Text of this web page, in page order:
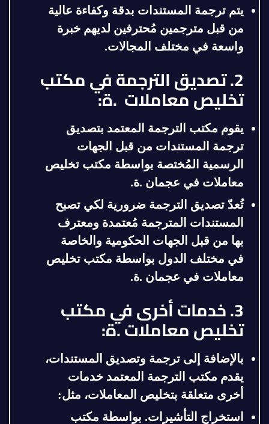
يتم ترجمة المستندات بدقة وكفاءة عالية
من قبل مترجمين مُحترفين لديهم خبرة
واسعة في مختلف المجالات.
2. تصديق الترجمة في مكتب
تخليص معاملات .ة:
يقوم مكتب الترجمة المعتمد بتصديق
ترجمة المستندات من قبل الجهات
الرسمية المُختصة بواسطة مكتب تخليص
معاملات في عجمان .ة.
تُعدّ تصديق الترجمة ضرورية لكي تصبح
المستندات المترجمة مُعتمدة ومعترف
بها من قبل الجهات الحكومية والخاصة
في مختلف الدول بواسطة مكتب تخليص
معاملات في عجمان .ة.
3. خدمات أخرى في مكتب
تخليص معاملات .ة:
بالإضافة إلى ترجمة وتصديق المستندات،
يقدم مكتب الترجمة المعتمد خدمات
أخرى متعلقة بتخليص المعاملات، مثل:
استخراج التأشيرات. بواسطة مكتب